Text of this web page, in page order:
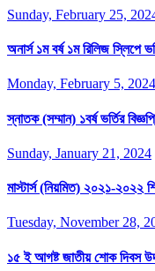
Sunday, February 25,
অনার্স ১ম বর্ষ ১ম রিলিজ স্লিপে
Monday, February 5, 2024
স্নাতক (সম্মান) ১বর্ষ ভর্তির
Sunday, January 21, 2024
মাস্টার্স (নিয়মিত) ২০২১-২০২২
Tuesday, November 28,
১৫ ই আগষ্ট জাতীয় শোক দিবস